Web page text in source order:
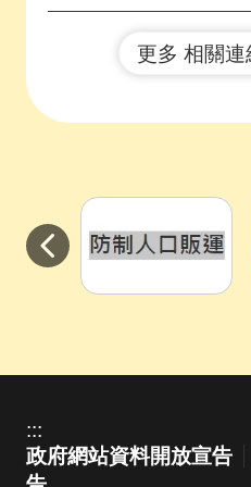
更多 相關連
切
至:
防
:::
政府網站資料開放宣告